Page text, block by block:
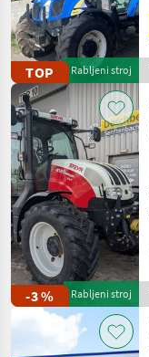
TOP Rabljeni stroj
-3 % Rabljeni stroj